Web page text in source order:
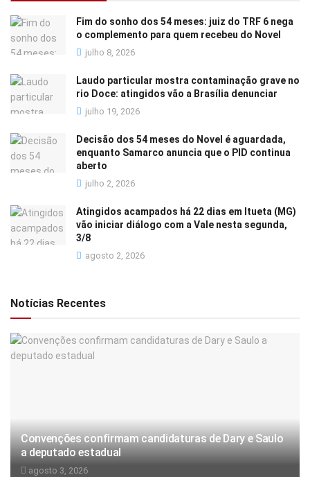
Fim do sonho dos 54 meses: juiz do TRF 6 nega
o complemento para quem recebeu do Novel
julho 8, 2026
Laudo particular mostra contaminação grave no
rio Doce: atingidos vão a Brasília denunciar
julho 19, 2026
Decisão dos 54 meses do Novel é aguardada,
enquanto Samarco anuncia que o PID continua
aberto
julho 2, 2026
Atingidos acampados há 22 dias em Itueta (MG)
vão iniciar diálogo com a Vale nesta segunda,
3/8
agosto 2, 2026
Notícias Recentes
Convenções confirmam candidaturas de Dary e Saulo
a deputado estadual
agosto 3, 2026